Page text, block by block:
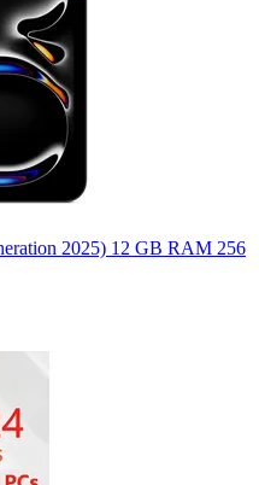
2025) 12 GB RAM 256